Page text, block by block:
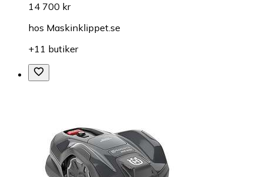
14 700 kr
hos Maskinklippet.se
+11 butiker